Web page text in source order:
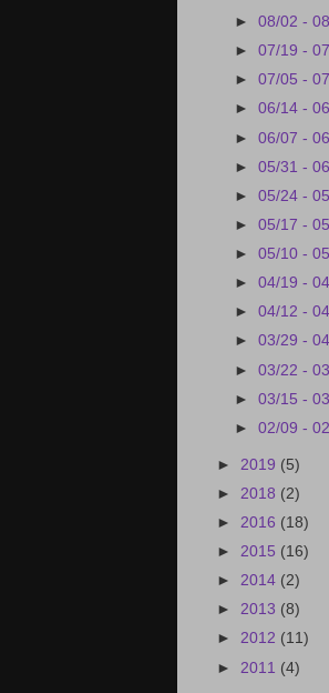
►08/02 -
►07/19 -
►07/05 -
►06/14 -
►06/07 -
►05/31 -
►05/24 -
►05/17 -
►05/10 -
►04/19 -
►04/12 -
►03/29 -
►03/22 -
►03/15 -
►02/09 -
► 2019 (5)
► 2018 (2)
► 2016 (18)
► 2015 (16)
► 2014 (2)
► 2013 (8)
► 2012 (11)
► 2011 (4)